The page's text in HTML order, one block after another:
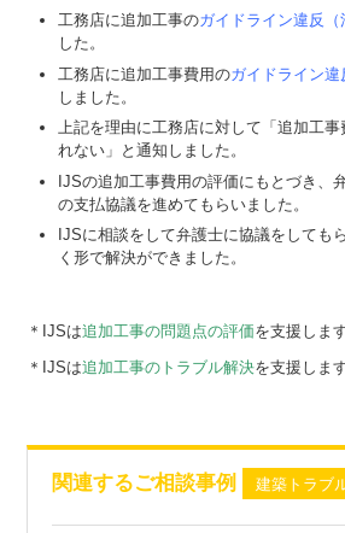
工務店に追加工事のガイドライン違反（
した。
工務店に追加工事費用のガイドライン違
しました。
上記を理由に工務店に対して「追加工
れない」と通知しました。
IJSの追加工事費用の評価にもとづき、
の支払協議を進めてもらいました。
IJSに相談をして弁護士に協議をしても
く形で解決ができました。
＊IJSは追加工事の問題点の評価を支援します
＊IJSは追加工事のトラブル解決を支援します
関連するご相談事例 建築トラブ